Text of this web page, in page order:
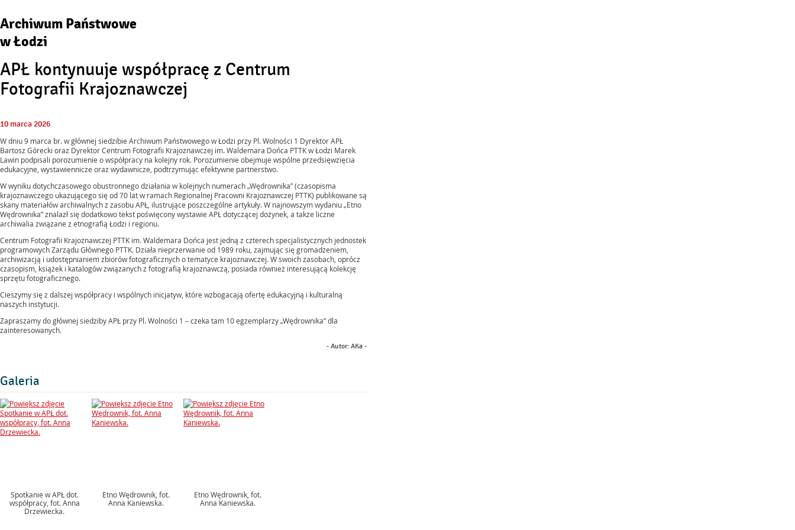
Archiwum Państwowe
w Łodzi
APŁ kontynuuje współpracę z Centrum
Fotografii Krajoznawczej
10 marca2026
W dniu 9 marca br. w głównej siedzibie Archiwum Państwowego w Łodzi przy Pl. Wolności 1 Dyrektor APŁ
Bartosz Górecki oraz Dyrektor Centrum Fotografii Krajoznawczej im. Waldemara Dońca PTTK w Łodzi Marek
Lawin podpisali porozumienie o współpracy na kolejny rok. Porozumienie obejmuje wspólne przedsięwzięcia
edukacyjne, wystawiennicze oraz wydawnicze, podtrzymując efektywne partnerstwo.
W wyniku dotychczasowego obustronnego działania w kolejnych numerach „Wędrownika” (czasopisma
krajoznawczego ukazującego się od 70 lat w ramach Regionalnej Pracowni Krajoznawczej PTTK) publikowane są
skany materiałów archiwalnych z zasobu APŁ, ilustrujące poszczególne artykuły. W najnowszym wydaniu „Etno
Wędrownika” znalazł się dodatkowo tekst poświęcony wystawie APŁ dotyczącej dożynek, a także liczne
archiwalia związane z etnografią Łodzi i regionu.
Centrum Fotografii Krajoznawczej PTTK im. Waldemara Dońca jest jedną z czterech specjalistycznych jednostek
programowych Zarządu Głównego PTTK. Działa nieprzerwanie od 1989 roku, zajmując się gromadzeniem,
archiwizacją i udostępnianiem zbiorów fotograficznych o tematyce krajoznawczej. W swoich zasobach, oprócz
czasopism, książek i katalogów związanych z fotografią krajoznawczą, posiada również interesującą kolekcję
sprzętu fotograficznego.
Cieszymy się z dalszej współpracy i wspólnych inicjatyw, które wzbogacają ofertę edukacyjną i kulturalną
naszych instytucji.
Zapraszamy do głównej siedziby APŁ przy Pl. Wolności 1 – czeka tam 10 egzemplarzy „Wędrownika” dla
zainteresowanych.
Autor: AKa
Galeria
Spotkanie w APŁ dot.
współpracy, fot. Anna
Drzewiecka.
Etno Wędrownik, fot.
Anna Kaniewska.
Etno Wędrownik, fot.
Anna Kaniewska.